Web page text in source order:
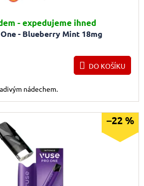
- Blueberry Mint 18mg
- expedujeme ihned
DO KOŠÍKU
nádechem.
–22 %